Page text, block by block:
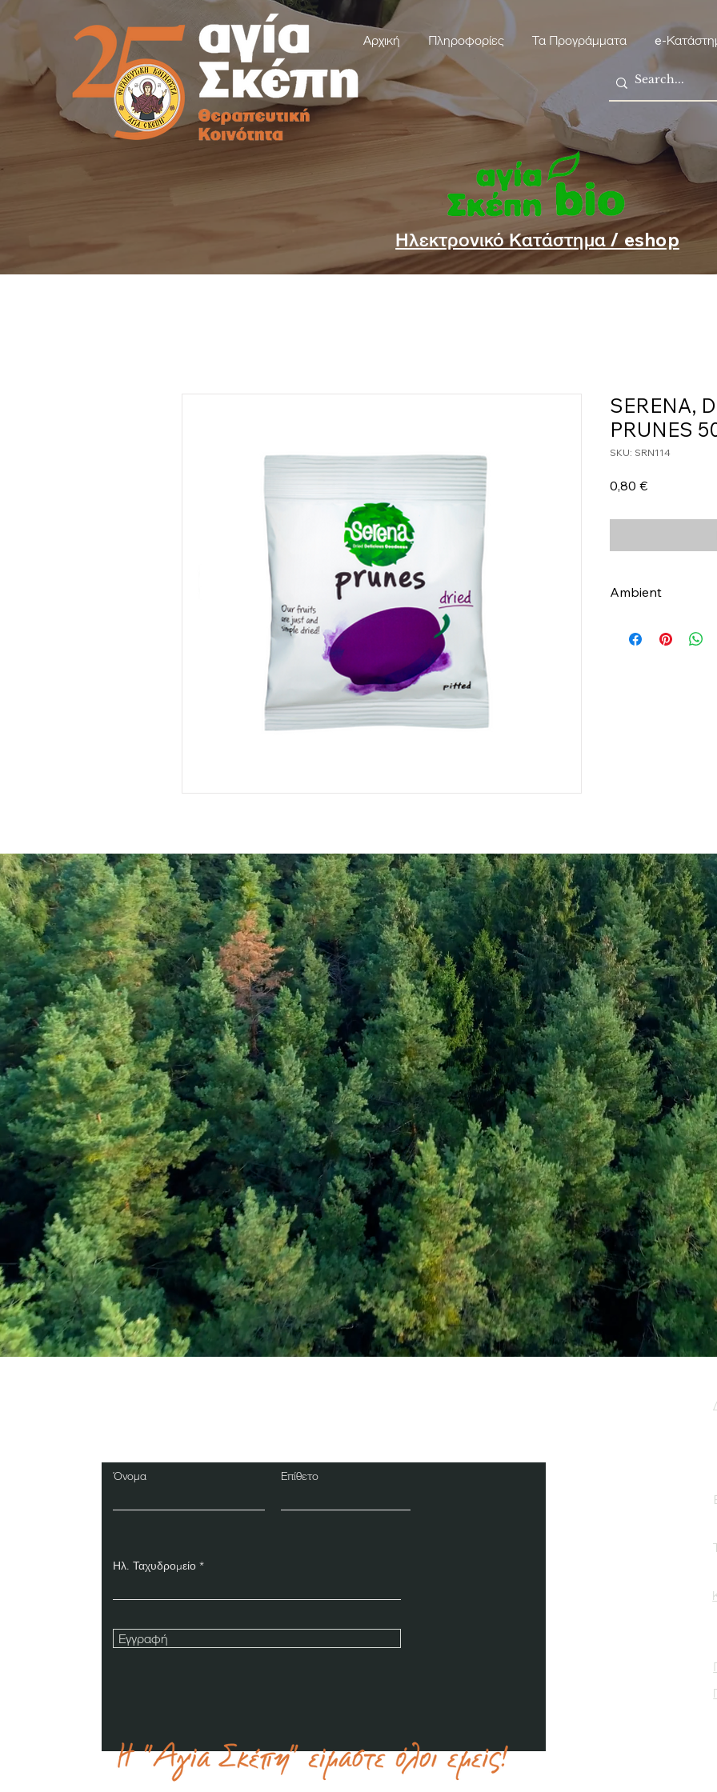
Αρχική Πληροφορίες Τα Προγράμματα e-
Ηλεκτρονικό Κατάστημα / eshop
SERENA,
PRUNES
SKU: SRN114
0,80 €Τιμή
Ambient
Όνομα Επίθετο
Ηλ. Ταχυδρομείο
Εγγραφή